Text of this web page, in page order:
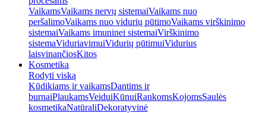
VaikamsVaikams nervų sistemaiVaikams nuo
peršalimoVaikams nuo vidurių pūtimoVaikams virškinimo
sistemaiVaikams imuninei sistemaiVirškinimo
sistemaViduriavimuiVidurių pūtimuiVidurius
laisvinančiosKitos
Kosmetika
Rodyti viską
Kūdikiams ir vaikamsDantims ir
burnaiPlaukamsVeiduiKūnuiRankomsKojomsSaulės
kosmetikaNatūraliDekoratyvinė